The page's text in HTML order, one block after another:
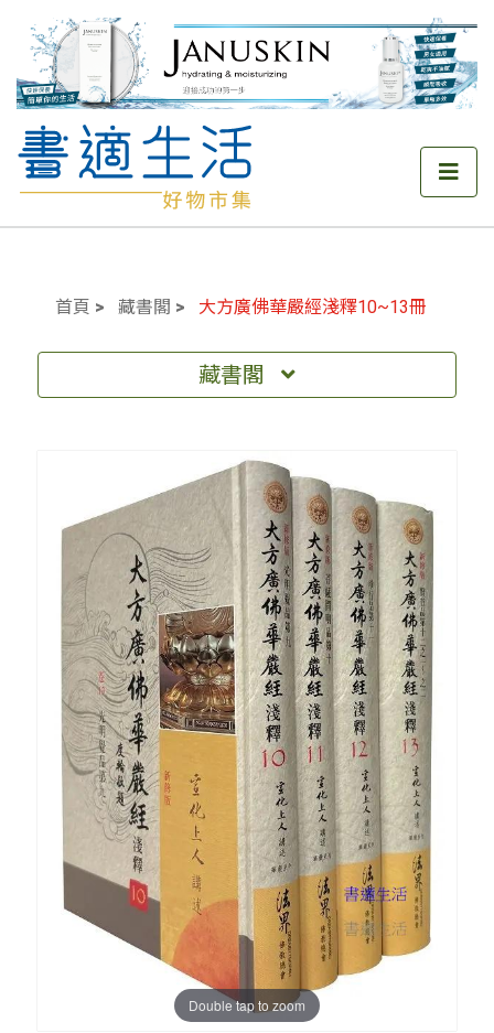
首頁 藏書閣 大方廣佛華嚴經淺釋10~13冊
藏書閣
Double tap to zoom